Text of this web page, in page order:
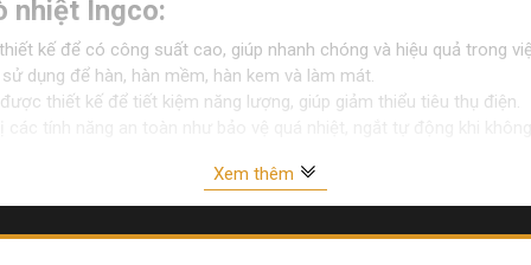
nhiệt Ingco:
kế để có công suất cao, giúp nhanh chóng và hiệu quả trong
dụng để hàn, hàn mềm, hàn kem và làm mát.
thiết kế để tiết kiệm năng lượng, giúp giảm thiểu tiêu thụ điện.
đơn giản và dễ sử dụng, phù hợp cho cả người mới học và người
Xem thêm